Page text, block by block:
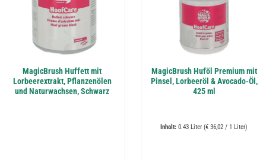
MagicBrush Huffett mit
Lorbeerextrakt, Pflanzenölen
und Naturwachsen, Schwarz
MagicBrush Huföl Premium mit
Pinsel, Lorbeeröl & Avocado-Öl,
425 ml
Inhalt: 0.43 Liter (€ 36,02 / 1 Liter)